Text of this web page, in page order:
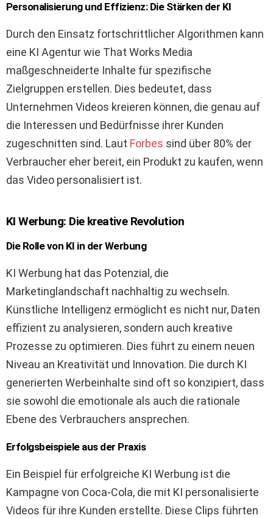
Personalisierung und Effizienz: Die Stärken der KI
Durch den Einsatz fortschrittlicher Algorithmen kann
eine KI Agentur wie That Works Media
maßgeschneiderte Inhalte für spezifische
Zielgruppen erstellen. Dies bedeutet, dass
Unternehmen Videos kreieren können, die genau auf
die Interessen und Bedürfnisse ihrer Kunden
zugeschnitten sind. Laut Forbes sind über 80% der
Verbraucher eher bereit, ein Produkt zu kaufen, wenn
das Video personalisiert ist.
KI Werbung: Die kreative Revolution
Die Rolle von KI in der Werbung
KI Werbung hat das Potenzial, die
Marketinglandschaft nachhaltig zu wechseln.
Künstliche Intelligenz ermöglicht es nicht nur, Daten
effizient zu analysieren, sondern auch kreative
Prozesse zu optimieren. Dies führt zu einem neuen
Niveau an Kreativität und Innovation. Die durch KI
generierten Werbeinhalte sind oft so konzipiert, dass
sie sowohl die emotionale als auch die rationale
Ebene des Verbrauchers ansprechen.
Erfolgsbeispiele aus der Praxis
Ein Beispiel für erfolgreiche KI Werbung ist die
Kampagne von Coca-Cola, die mit KI personalisierte
Videos für ihre Kunden erstellte. Diese Clips führten